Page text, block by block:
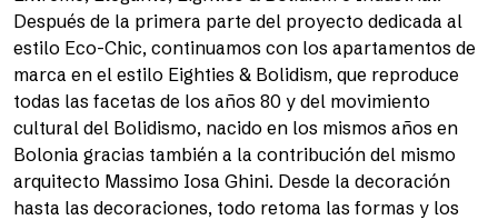
Después de la primera parte del proyecto dedicada al
estilo Eco-Chic, continuamos con los apartamentos de
marca en el estilo Eighties & Bolidism, que reproduce
todas las facetas de los años 80 y del movimiento
cultural del Bolidismo, nacido en los mismos años en
Bolonia gracias también a la contribución del mismo
arquitecto Massimo Iosa Ghini. Desde la decoración
hasta las decoraciones, todo retoma las formas y los